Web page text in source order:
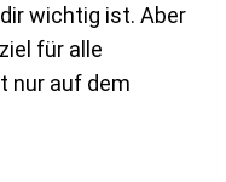
wichtig ist. Aber
für alle
nur auf dem